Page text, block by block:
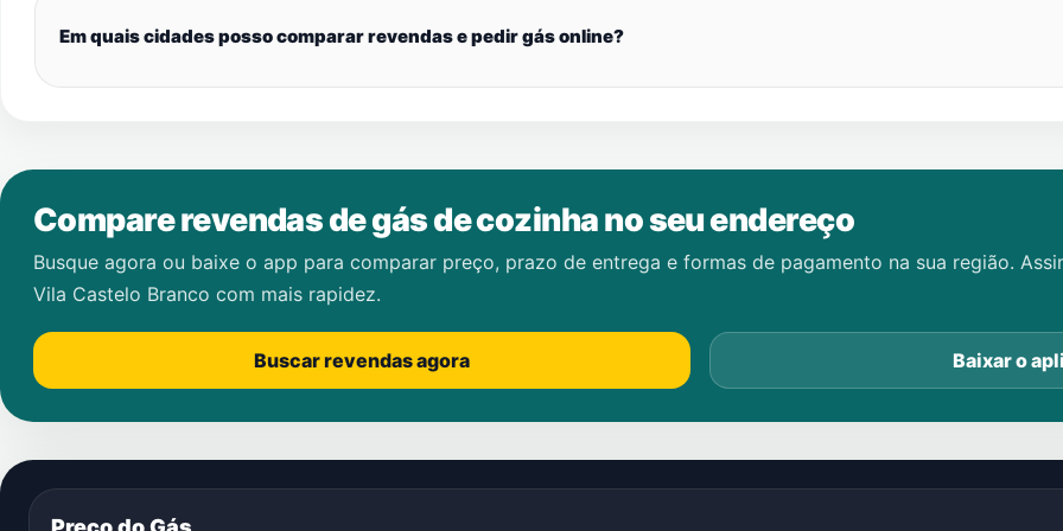
Em quais cidades posso comparar revendas e pedir gás online?
Compare revendas de gás de cozinha no seu endereço
Busque agora ou baixe o app para comparar preço, prazo de entrega e formas de pagamento na sua região.
Vila Castelo Branco com mais rapidez.
Buscar revendas agora Baixar o